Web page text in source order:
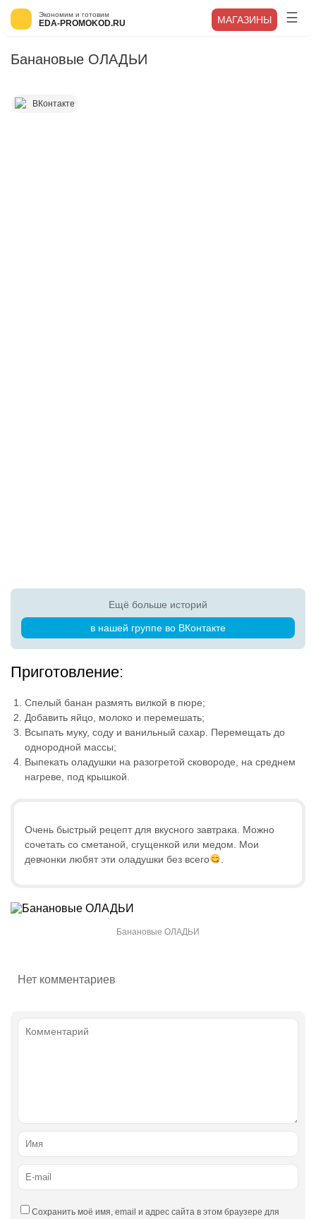
Экономим и готовим
EDA-PROMOKOD.RU МАГАЗИНЫ
Банановые ОЛАДЬИ
ВКонтакте
Ещё больше историй
в нашей группе во ВКонтакте
Приготовление:
Спелый банан размять вилкой в пюре;
Добавить яйцо, молоко и перемешать;
Всыпать муку, соду и ванильный сахар. Перемещать до
однородной массы;
Выпекать оладушки на разогретой сковороде, на среднем
нагреве, под крышкой.
Очень быстрый рецепт для вкусного завтрака. Можно
сочетать со сметаной, сгущенкой или медом. Мои
девчонки любят эти оладушки без всего
Банановые ОЛАДЬИ
Нет комментариев
Сохранить моё имя, email и адрес сайта в этом браузере для